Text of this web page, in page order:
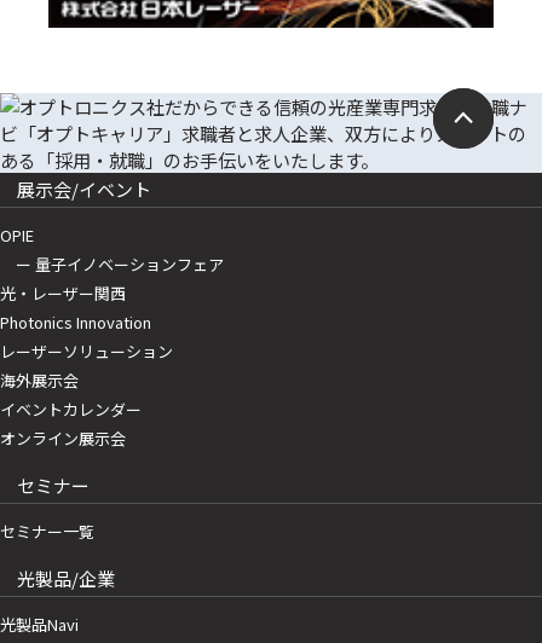
展示会/イベント
OPIE
ー 量子イノベーションフェア
光・レーザー関西
Photonics Innovation
レーザーソリューション
海外展示会
イベントカレンダー
オンライン展示会
セミナー
セミナー一覧
光製品/企業
光製品Navi